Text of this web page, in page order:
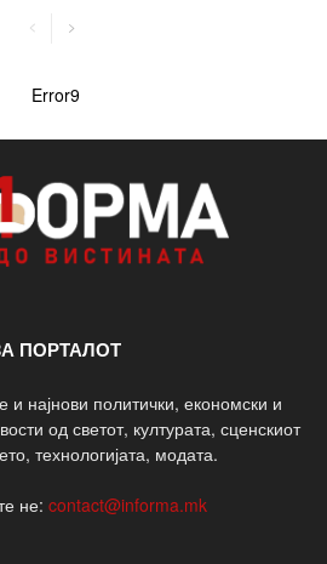
Error9
ПОРТАЛОТ
и најнови политички, економски и
од светот, културата, сценскиот
технологијата, модата.
не: contact@informa.mk